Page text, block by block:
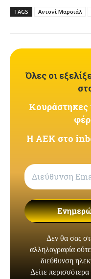
TAGS Αντονί Μαρσιάλ